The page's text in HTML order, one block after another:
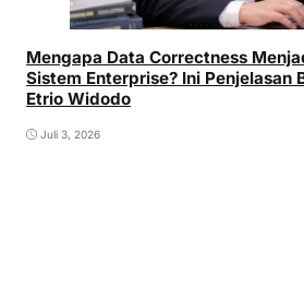
Mengapa Data Correctness
Sistem Enterprise? Ini Penjelasan
Etrio Widodo
Juli 3, 2026